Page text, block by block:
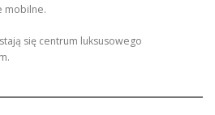
mobilne.
się centrum luksusowego